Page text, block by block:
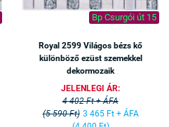
Bp Csurgói út 15
Royal 2599 Világos bézs kő
különböző ezüst szemekkel
dekormozaik
JELENLEGI ÁR:
4 402 Ft + ÁFA
(5 590 Ft) 3 465 Ft + ÁFA